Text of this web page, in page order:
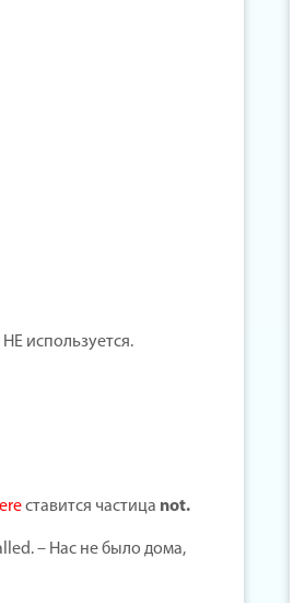
НЕ используется.
ставится частица not.
– Нас не было дома,